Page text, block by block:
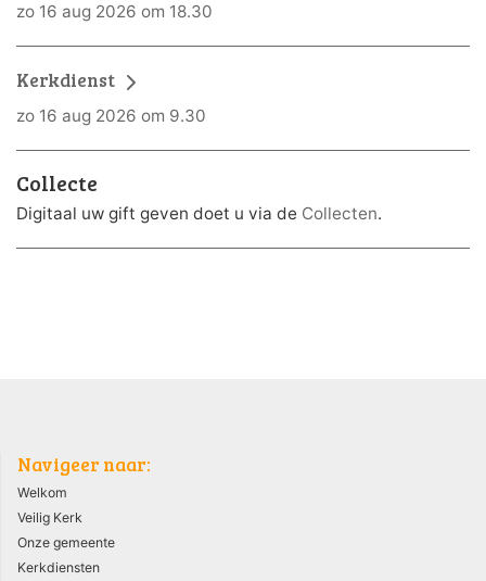
zo 16 aug 2026 om 18.30
Kerkdienst
zo 16 aug 2026 om 9.30
Collecte
Digitaal uw gift geven doet u via de Collecten.
Navigeer naar:
Welkom
Veilig Kerk
Onze gemeente
Kerkdiensten